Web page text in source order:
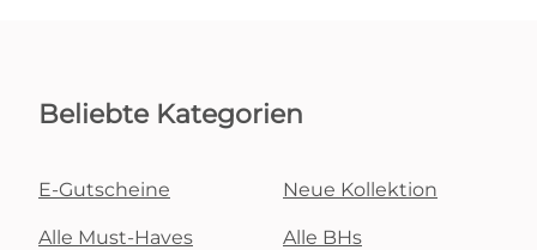
Beliebte Kategorien
E-Gutscheine Neue Kollektion
Alle Must-Haves Alle BHs